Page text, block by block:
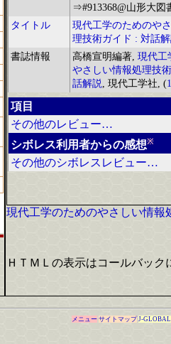
⇒#913368@山形大図
タイトル
現代工学のためのや
理技術ガイド : 対話
書誌情報
高橋宣明編著, 現代工
やさしい情報処理技
話解説, 現代工学社, (
項目
その他のレビュー…
シボレス利用者からの感想※
その他のシボレスレビュー…
現代工学のためのやさしい情報
ＨＴＭＬの表示はコールバッ
メニュー サイトマップ J-GLOBAL